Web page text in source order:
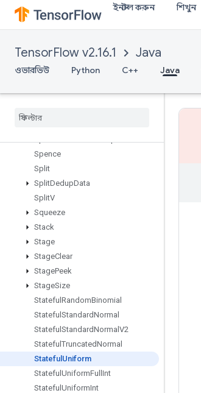
ইনস্টল করুন শিখুন
TensorFlow v2.16.1 Java
ওভারভিউ Python C++ Java
SparseMatrixSoftmaxGrad
SparseMatrixSparseCholesky
SparseMatrixTranspose
SparseMatrixZeros
SparseSegmentSqrtNGradV2
Spence
Split
SplitDedupData
SplitV
Squeeze
Stack
Stage
StageClear
StagePeek
StageSize
Stateful RandomBinomial
Stateful StandardNormal
Stateful StandardNormal V2
Stateful TruncatedNormal
Stateful Uniform
Stateful UniformFull Int
Stateful UniformInt